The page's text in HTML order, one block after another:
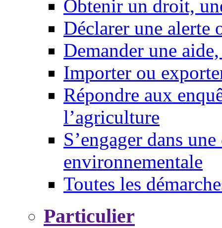
Obtenir un droit,
Déclarer une alerte
Demander une
Importer ou
Répondre aux
l’agriculture
S’engager dans
environnementale
Toutes les
Particulier